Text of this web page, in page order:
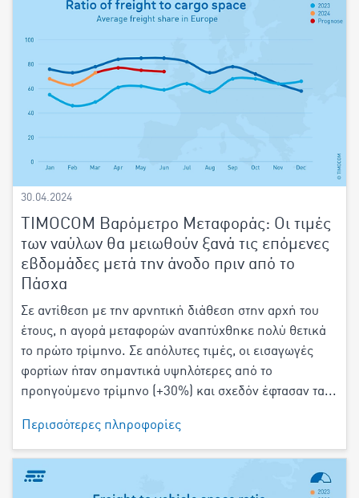
30.04.2024
TIMOCOM Βαρόμετρο Μεταφοράς: Οι τιμές
των ναύλων θα μειωθούν ξανά τις επόμενες
εβδομάδες μετά την άνοδο πριν από το
Πάσχα
Σε αντίθεση με την αρνητική διάθεση στην αρχή του
έτους, η αγορά μεταφορών αναπτύχθηκε πολύ θετικά
το πρώτο τρίμηνο. Σε απόλυτες τιμές, οι εισαγωγές
φορτίων ήταν σημαντικά υψηλότερες από το
προηγούμενο τρίμηνο (+30%) και σχεδόν έφτασαν τα...
Περισσότερες πληροφορίες